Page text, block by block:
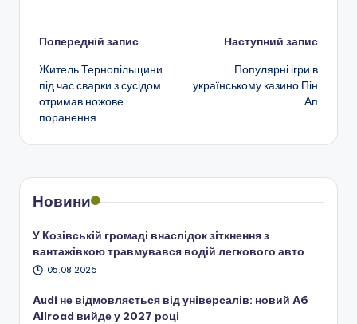
Навігація
по
запису
Попередній запис
Житель Тернопільщини
під час сварки з сусідом
отримав ножове
поранення
Наступний запис
Популярні ігри в
українському казино Пін
Ап
Новини
У Козівській громаді внаслідок зіткнення з
вантажівкою травмувався водій легкового авто
05.08.2026
Audi не відмовляється від універсалів: новий A6
Allroad вийде у 2027 році